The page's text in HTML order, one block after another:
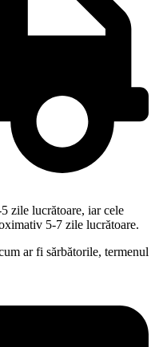
zile lucrătoare, iar cele
5-7 zile lucrătoare.
ar fi sărbătorile, termenul